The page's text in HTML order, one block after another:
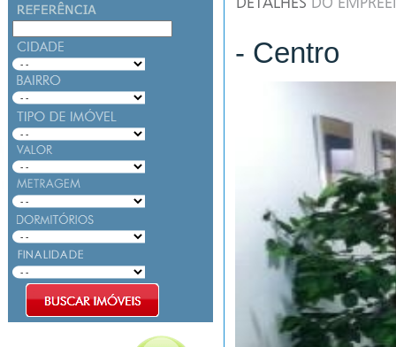
- Centro